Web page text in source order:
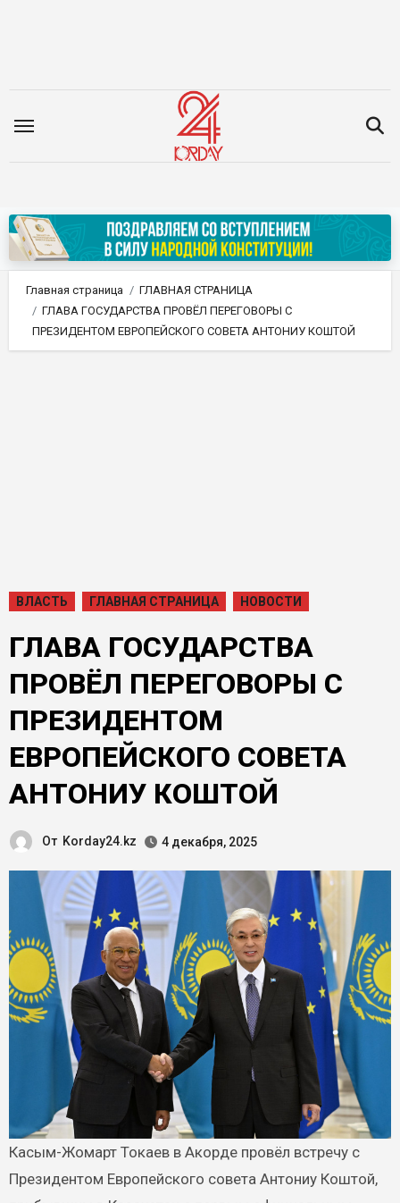
Главная страница
ГЛАВНАЯ СТРАНИЦА
ГЛАВА ГОСУДАРСТВА ПРОВЁЛ ПЕРЕГОВОРЫ С
ПРЕЗИДЕНТОМ ЕВРОПЕЙСКОГО СОВЕТА АНТОНИУ КОШТОЙ
ВЛАСТЬ ГЛАВНАЯ СТРАНИЦА НОВОСТИ
ГЛАВА ГОСУДАРСТВА
ПРОВЁЛ ПЕРЕГОВОРЫ С
ПРЕЗИДЕНТОМ
ЕВРОПЕЙСКОГО СОВЕТА
АНТОНИУ КОШТОЙ
От Korday24.kz 4 декабря, 2025
Касым-Жомарт Токаев в Акорде провёл встречу с
Президентом Европейского совета Антониу Коштой,